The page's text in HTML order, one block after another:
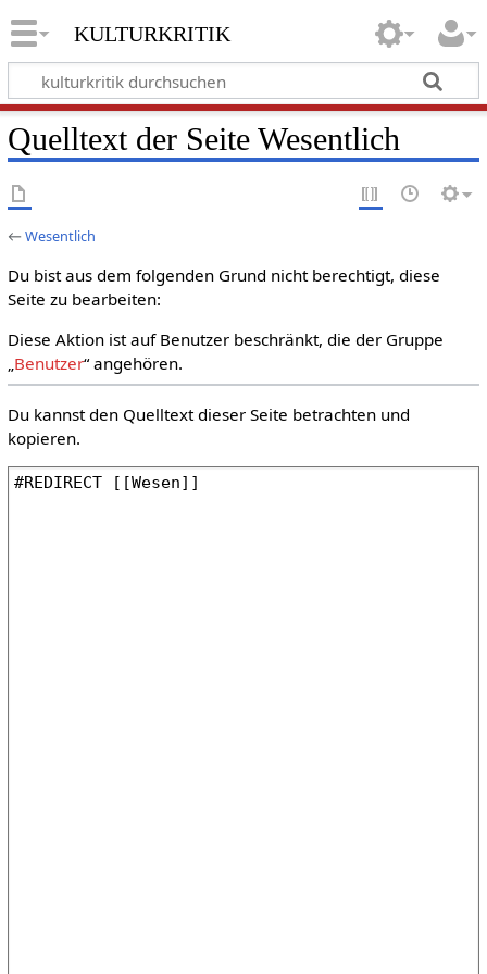
kulturkritik
Quelltext der Seite Wesentlich
←Wesentlich
Du bist aus dem folgenden Grund nicht berechtigt, diese
Seite zu bearbeiten:
Diese Aktion ist auf Benutzer beschränkt, die der Gruppe
„Benutzer“ angehören.
Du kannst den Quelltext dieser Seite betrachten und
kopieren.